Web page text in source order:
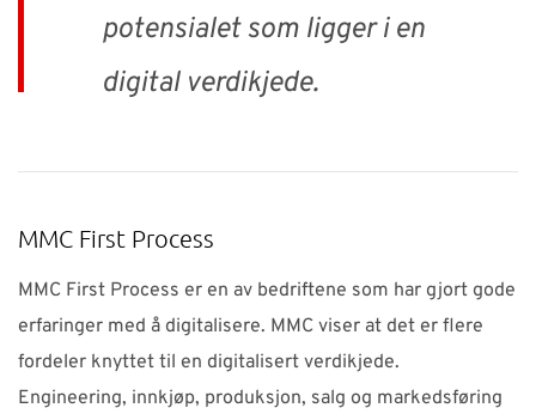
potensialet som ligger i en
digital verdikjede.
MMC First Process
MMC First Process er en av bedriftene som har gjort gode
erfaringer med å digitalisere. MMC viser at det er flere
fordeler knyttet til en digitalisert verdikjede.
Engineering, innkjøp, produksjon, salg og markedsføring